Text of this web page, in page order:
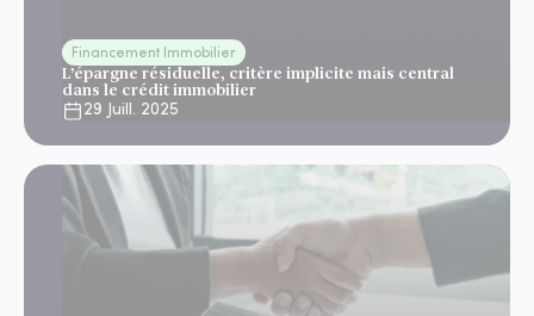
Financement Immobilier
L’épargne résiduelle, critère implicite mais central
dans le crédit immobilier
29 Juill. 2025